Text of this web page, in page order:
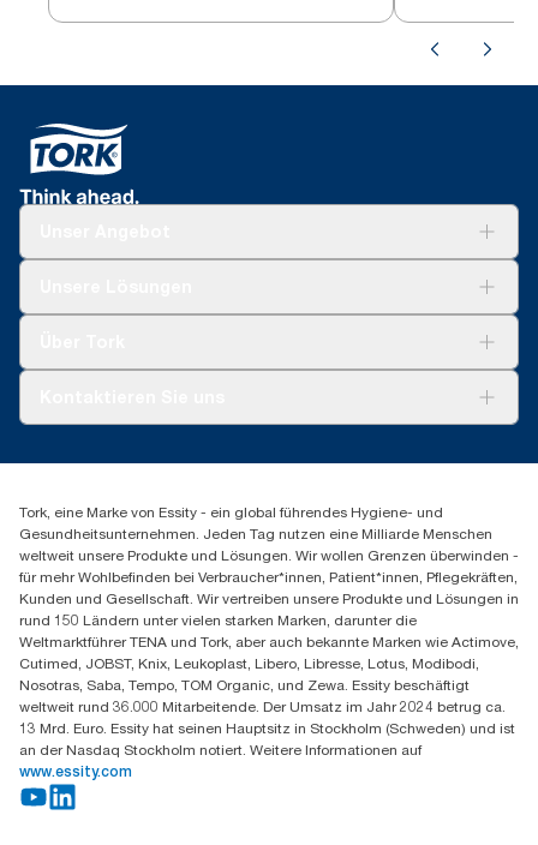
Produktreklamation
Spenderreklamation
+49 (0)621/778 4700
Essity Professional Hygiene Germany GmbH
Sandhofer Straße 176
68305 Mannheim
Mo-Do 8:00-16:30 Uhr | Fr 8:00-15:00
Tork, eine Marke von Essity - ein global führendes Hygiene- und
Gesundheitsunternehmen. Jeden Tag nutzen eine Milliarde Menschen
weltweit unsere Produkte und Lösungen. Wir wollen Grenzen überwinden -
für mehr Wohlbefinden bei Verbraucher*innen, Patient*innen, Pflegekräften,
Kunden und Gesellschaft. Wir vertreiben unsere Produkte und Lösungen in
rund 150 Ländern unter vielen starken Marken, darunter die
Weltmarktführer TENA und Tork, aber auch bekannte Marken wie Actimove,
Cutimed, JOBST, Knix, Leukoplast, Libero, Libresse, Lotus, Modibodi,
Nosotras, Saba, Tempo, TOM Organic, und Zewa. Essity beschäftigt
weltweit rund 36.000 Mitarbeitende. Der Umsatz im Jahr 2024 betrug ca.
13 Mrd. Euro. Essity hat seinen Hauptsitz in Stockholm (Schweden) und ist
an der Nasdaq Stockholm notiert. Weitere Informationen auf
www.essity.com